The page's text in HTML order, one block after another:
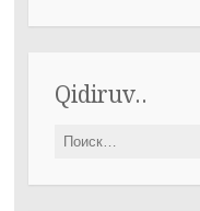
Qidiruv..
Найти: